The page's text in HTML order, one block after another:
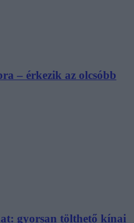
– érkezik az olcsóbb
gyorsan tölthető kínai